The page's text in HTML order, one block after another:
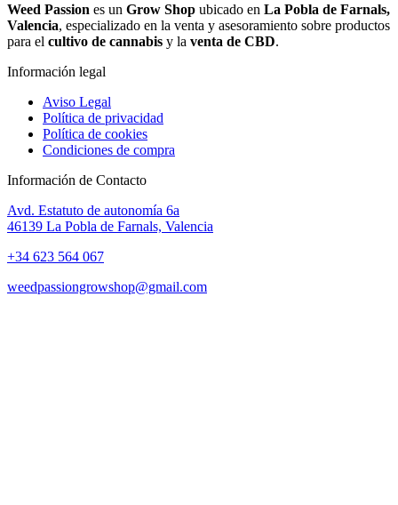
Weed Passion es un Grow Shop ubicado en La Pobla de Farnals,
Valencia, especializado en la venta y asesoramiento sobre productos
para el cultivo de cannabis y la venta de CBD.
Información legal
Aviso Legal
Política de privacidad
Política de cookies
Condiciones de compra
Información de Contacto
Avd. Estatuto de autonomía 6a
46139 La Pobla de Farnals, Valencia
+34 623 564 067
weedpassiongrowshop@gmail.com